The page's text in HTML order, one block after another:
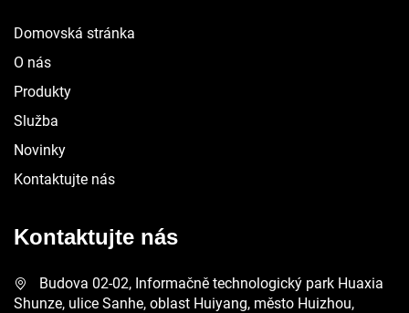
Domovská stránka
O nás
Produkty
Služba
Novinky
Kontaktujte nás
Kontaktujte nás
Budova 02-02, Informačně technologický park Huaxia
Shunze, ulice Sanhe, oblast Huiyang, město Huizhou,